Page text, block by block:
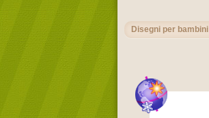
Disegni per bambini